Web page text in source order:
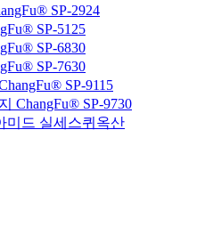
SP-2924
SP-5125
SP-6830
SP-7630
SP-9115
ChangFu® SP-9730
미드 실세스퀴옥산